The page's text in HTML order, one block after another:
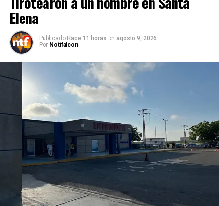
Elena
Publicado Hace 11 horas on agosto 9, 2026
Por Notifalcon